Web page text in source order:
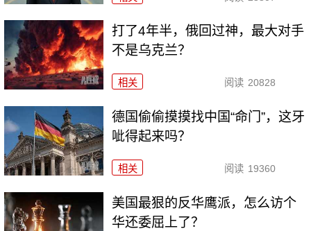
打了4年半，俄回过神，最大对手
不是乌克兰？
相关 阅读 20828
德国偷偷摸摸找中国“命门”，这牙
呲得起来吗？
相关 阅读 19360
美国最狠的反华鹰派，怎么访个
华还委屈上了？